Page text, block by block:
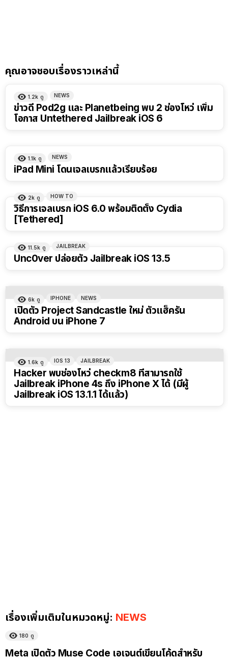
คุณอาจชอบเรื่องราวเหล่านี้
1.2k ดู NEWS
ข่าวดี Pod2g และ Planetbeing พบ 2 ช่องโหว่ เพิ่ม
โอกาส Untethered Jailbreak iOS 6
1.1k ดู NEWS
iPad Mini โดนเจลเบรกแล้วเรียบร้อย
2k ดู HOW TO
วิธีการเจลเบรก iOS 6.0 พร้อมติดตั้ง Cydia
[Tethered]
11.5k ดู JAILBREAK
Unc0ver ปล่อยตัว Jailbreak iOS 13.5
6k ดู IPHONE NEWS
เปิดตัว Project Sandcastle ใหม่ ตัวแฮ็ครัน
Android บน iPhone 7
1.6k ดู IOS 13 JAILBREAK
Hacker พบช่องโหว่ checkm8 ที่สามารถใช้
Jailbreak iPhone 4s ถึง iPhone X ได้ (มีผู้
Jailbreak iOS 13.1.1 ได้แล้ว)
เรื่องเพิ่มเติมในหมวดหมู่: NEWS
180 ดู
Meta เปิดตัว Muse Code เอเจนต์เขียนโค้ดสำหรับ